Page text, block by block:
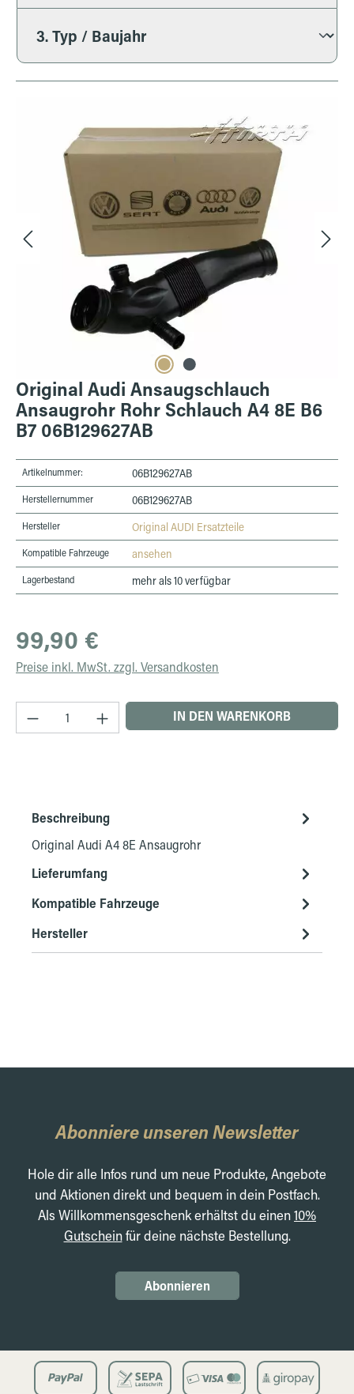
Original Audi Ansaugschlauch
Ansaugrohr Rohr Schlauch A4 8E B6
B7 06B129627AB
Artikelnummer: 06B129627AB
Herstellernummer 06B129627AB
Hersteller Original AUDI Ersatzteile
Kompatible Fahrzeuge ansehen
Lagerbestand mehr als 10 verfügbar
Regulärer Preis:
99,90 €
Preise inkl. MwSt. zzgl. Versandkosten
Produkt Anzahl: Gib den gewünschten Wert
IN DEN WARENKORB
Beschreibung
Original Audi A4 8E Ansaugrohr
Lieferumfang
Kompatible Fahrzeuge
Hersteller
Abonniere unseren Newsletter
Hole dir alle Infos rund um neue Produkte, Angebote
und Aktionen direkt und bequem in dein Postfach.
Als Willkommensgeschenk erhältst du einen10%
Gutscheinfür deine nächste Bestellung.
Abonnieren